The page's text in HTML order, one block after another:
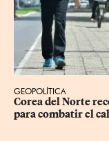
GEOPOLÍTICA
Corea del Norte
para combatir el